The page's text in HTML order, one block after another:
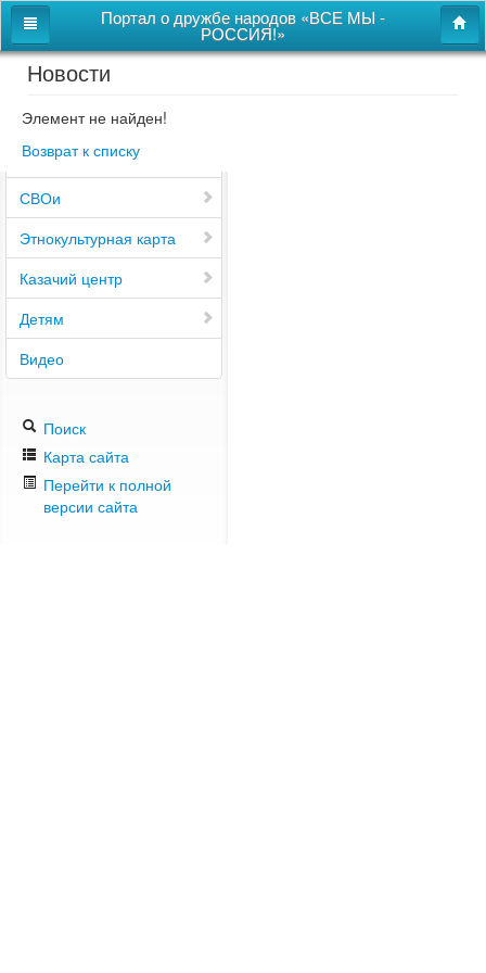
Портал о дружбе народов «ВСЕ МЫ -
РОССИЯ!»
Главная
Дом дружбы народов
Новости
СВОи
Этнокультурная карта
Казачий центр
Детям
Видео
Поиск
Карта сайта
Перейти к полной
версии сайта
Новости
Элемент не найден!
Возврат к списку